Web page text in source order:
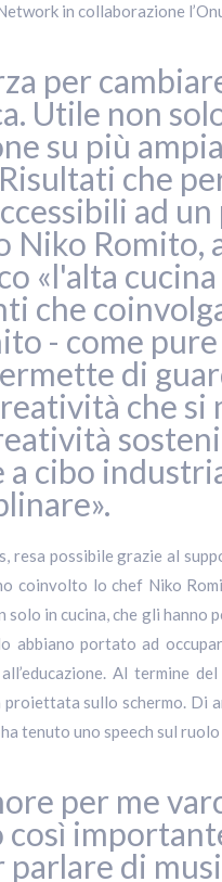
in collaborazione
per
Utile non
su più
che
ad
Niko Romito,
«l'alta
che
- come
di
che
cibo
resa possibile grazie al
coinvolto lo chef Niko
solo in cucina, che gli
abbiano portato ad
Al termine
sullo schermo.
tenuto uno speech sul
per me
così
di